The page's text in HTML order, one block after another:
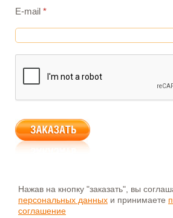
E-mail *
Нажав на кнопку "заказать", вы
персональных данных и принимаете
соглашение